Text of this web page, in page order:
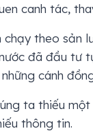
canh tác,
chạy theo sản
đã đầu tư
cánh
ta thiếu
thông tin.